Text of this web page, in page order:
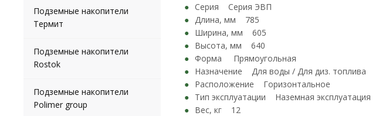
Подземные накопители
Термит
Подземные накопители
Rostok
Подземные накопители
Polimer group
Серия Серия ЭВП
Длина, мм 785
Ширина, мм 605
Высота, мм 640
Форма Прямоугольная
Назначение Для воды / Для диз. топлива
Расположение Горизонтальное
Тип эксплуатации Наземная эксплуатация
Вес, кг 12